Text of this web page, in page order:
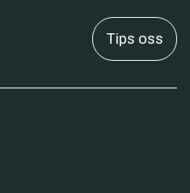
Tips oss